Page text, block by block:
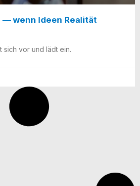
— wenn Ideen Realität
sich vor und lädt ein.